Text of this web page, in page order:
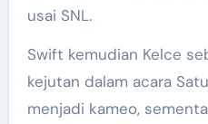
usai SNL.
Swift kemudian Kelce
kejutan dalam acara
menjadi kameo,